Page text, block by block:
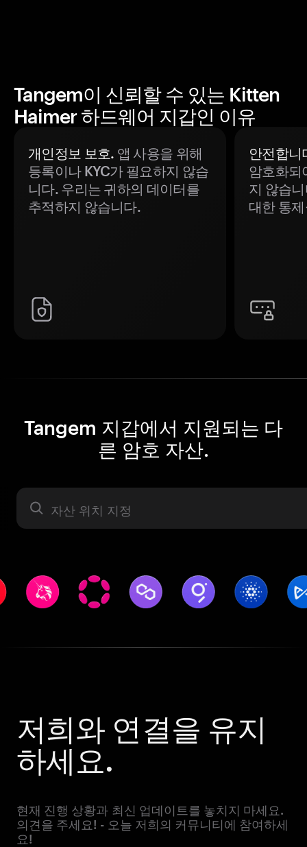
Tangem이 신뢰할 수 있는 Kitten
Haimer 하드웨어 지갑인 이유
개인정보 보호. 앱 사용을 위해
등록이나 KYC가 필요하지 않습
니다. 우리는 귀하의 데이터를
추적하지 않습니다.
안전합니
암호화되
지 않습
대한 통
Tangem 지갑에서 지원되는 다
른 암호 자산.
자산 라벨
저희와 연결을 유지
하세요.
현재 진행 상황과 최신 업데이트를 놓치지 마세요.
의견을 주세요! - 오늘 저희의 커뮤니티에 참여하세
요!